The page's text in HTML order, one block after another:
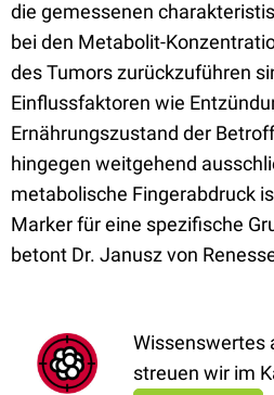
die gemessenen
bei den Metabolit-
des Tumors zurückzuführen
Einflussfaktoren wie
Ernährungszustand der
hingegen weitgehend
metabolische Fingerabdruck
Marker für eine spezifische
betont Dr. Janusz von
Wissenswertes
streuen wir im